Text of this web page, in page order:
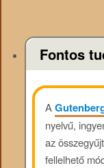
Fontos
A
nyelvű,
az
fellelhető